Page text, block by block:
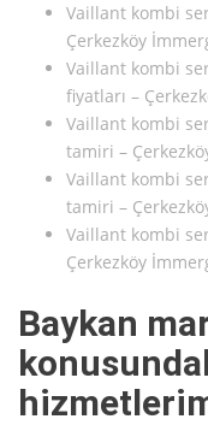
Vaillant kombi
Çerkezköy
Vaillant kombi
fiyatları –
Vaillant kombi
tamiri –
Vaillant kombi
tamiri –
Vaillant kombi
Çerkezköy
Baykan